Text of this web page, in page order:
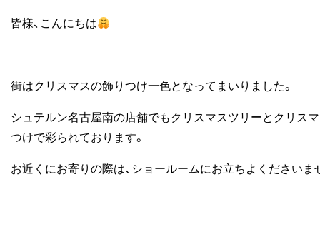
皆様、こんにちは
街はクリスマスの飾りつけ一色となってまいりました。
シュテルン名古屋南の店舗でもクリスマスツリーとクリス
つけで彩られております。
お近くにお寄りの際は、ショールームにお立ちよくださいま